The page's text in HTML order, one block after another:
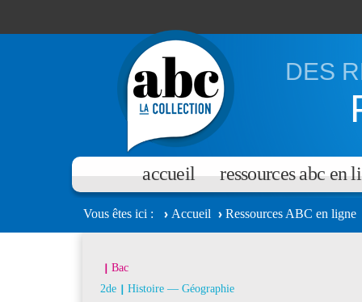
DES
accueil ressources abc en
Vous êtes ici Accueil Ressources ABC en ligne
Bac
2de
Histoire — Géographie